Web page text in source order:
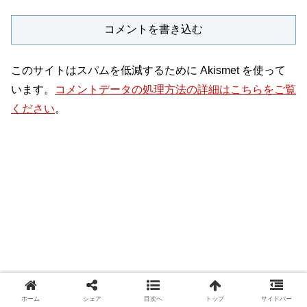
コメントを書き込む
このサイトはスパムを低減するために Akismet を使って
います。
コメントデータの処理方法の詳細はこちらをご覧
ください。
ホーム シェア 目次へ トップ サイドバー